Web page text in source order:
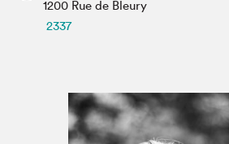
Espace médias
1200 Rue de Bleury
2337